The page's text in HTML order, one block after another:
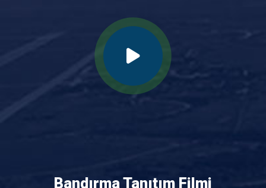
Bandırma Tanıtım Filmi